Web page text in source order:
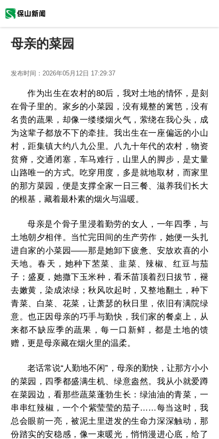
母亲的菜园
发布时间： 2026年05月12日 17:29:37
作为出生在农村的80后，我对土地的情怀，是刻
在骨子里的。家乡的小菜园，没有规整的篱笆，没有
名贵的蔬果，却像一缕缕烟火气，萦绕在我心头，成
为这辈子都放不下的牵挂。我出生在一座偏远的小山
村，距集镇大约八九公里。八九十年代的农村，物资
贫瘠，交通闭塞，车马难行，山里人的脚步，是丈量
山路唯一的方式。吃穿用度，多是就地取材，而家里
的那方菜园，便是支撑全家一日三餐、滋养我们长大
的根基，藏着最朴素的烟火与温暖。
母亲是个骨子里浸着勤劳的女人，一年四季，与
土地朝夕相伴。当忙完田间的生产劳作，她便一头扎
进自家的小菜园——那是她卸下疲惫、安放欢喜的小
天地。春天，她种下苤菜、韭菜、辣椒、红豆与茄
子；盛夏，她撒下玉米种，看禾苗顶着烈日拔节，褪
去嫩黄，染成浓绿；秋风吹起时，又整地翻土，种下
青菜、白菜、花菜，让萧瑟的秋日里，依旧有满院绿
意。也正因母亲的巧手与勤快，我们家的餐桌上，从
来都不缺应季的蔬果，每一口新鲜，都是土地的馈
赠，更是母亲藏在烟火里的温柔。
老话常说“人勤地不闲”，母亲的勤快，让那方小小
的菜园，四季都盛满生机、绿意盎然。我从小就爱蹲
在菜园边，看那些蔬菜蓬勃生长：绿油油的青菜，一
串串红辣椒，一个个紫莹莹的茄子……每当这时，我
总会眼前一亮，被泥土里迸发的生命力深深触动，那
份踏实的安稳感，像一束暖光，悄悄漫进心底，给了